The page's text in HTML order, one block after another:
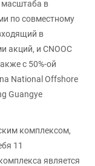
масштаба в
по совместному
в
акций, и CNOOC
с 50%-ой
National Offshore
Guangye
комплексом,
11
является